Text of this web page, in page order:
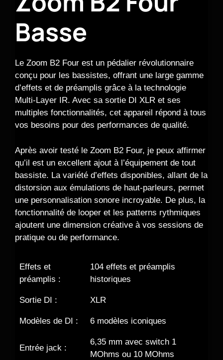
Basse
Le Zoom B2 Four est un pédalier révolutionnaire
conçu pour les bassistes, offrant une large gamme
d’effets et de préamplis grâce à la technologie
Multi-Layer IR. Avec sa sortie DI XLR et ses
multiples fonctionnalités, cet appareil répond à tous
vos besoins pour des performances de qualité.
Après avoir testé le Zoom B2 Four, je peux affirmer
qu’il est un excellent ajout à l’équipement de tout
bassiste. La variété d’effets disponibles, allant de la
distorsion aux émulations de haut-parleurs, permet
une personnalisation sonore incroyable. De plus, la
fonctionnalité de looper et les patterns rythmiques
ajoutent une dimension créative à vos sessions de
pratique ou de performance.
Effets et
préamplis :
104 effets et préamplis
historiques
Sortie DI : XLR
Modèles de DI : 6 modèles iconiques
Entrée jack :
6,35 mm avec switch 1
MOhms ou 10 MOhms